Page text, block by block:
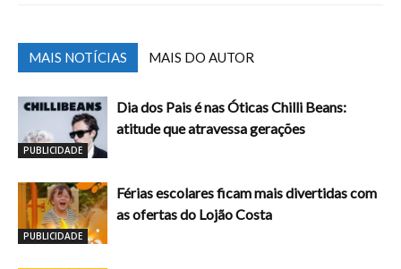
MAIS NOTÍCIAS MAIS DO AUTOR
PUBLICIDADE
Dia dos Pais é nas Óticas Chilli Beans:
atitude que atravessa gerações
PUBLICIDADE
Férias escolares ficam mais divertidas com
as ofertas do Lojão Costa